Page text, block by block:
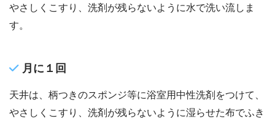
やさしくこすり、洗剤が残らないように水で洗い流しま
す。
月に１回
天井は、柄つきのスポンジ等に浴室用中性洗剤をつけて、
やさしくこすり、洗剤が残らないように湿らせた布でふき